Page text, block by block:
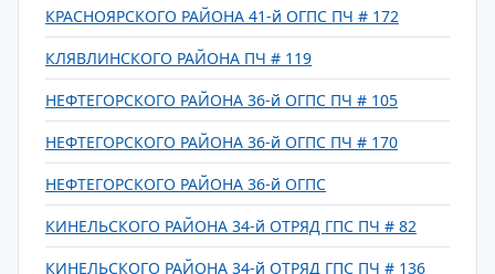
КРАСНОЯРСКОГО РАЙОНА 41-й ОГПС ПЧ # 172
КЛЯВЛИНСКОГО РАЙОНА ПЧ # 119
НЕФТЕГОРСКОГО РАЙОНА 36-й ОГПС ПЧ # 105
НЕФТЕГОРСКОГО РАЙОНА 36-й ОГПС ПЧ # 170
НЕФТЕГОРСКОГО РАЙОНА 36-й ОГПС
КИНЕЛЬСКОГО РАЙОНА 34-й ОТРЯД ГПС ПЧ # 82
КИНЕЛЬСКОГО РАЙОНА 34-й ОТРЯД ГПС ПЧ # 136